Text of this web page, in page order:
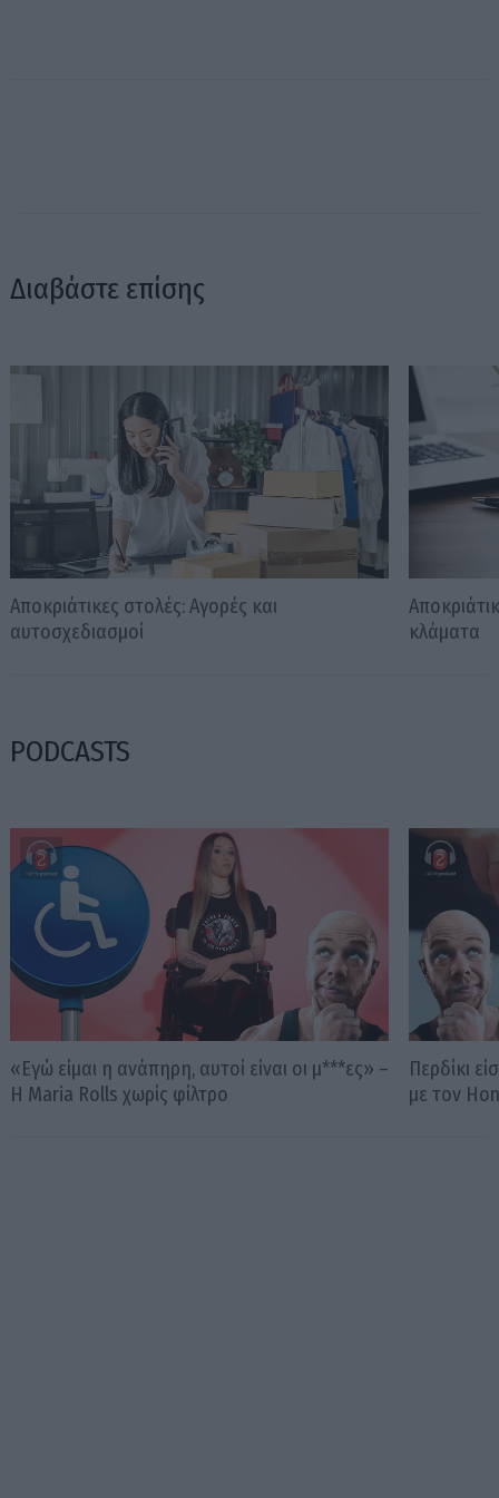
Διαβάστε επίσης
Αποκριάτικες στολές: Αγορές και
αυτοσχεδιασμοί
κλάματα
PODCASTS
«Εγώ είμαι η ανάπηρη, αυτοί είναι οι μ***ες» –
Η Maria Rolls χωρίς φίλτρο
Περδίκι
με τον